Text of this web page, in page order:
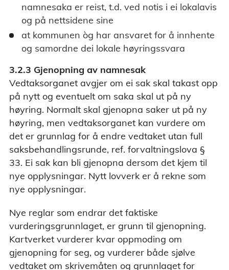
namnesaka er reist, t.d. ved notis i ei lokalavis
og på nettsidene sine
at kommunen òg har ansvaret for å innhente
og samordne dei lokale høyringssvara
3.2.3 Gjenopning av namnesak
Vedtaksorganet avgjer om ei sak skal takast opp
på nytt og eventuelt om saka skal ut på ny
høyring. Normalt skal gjenopna saker ut på ny
høyring, men vedtaksorganet kan vurdere om
det er grunnlag for å endre vedtaket utan full
saksbehandlingsrunde, ref. forvaltningslova §
33. Ei sak kan bli gjenopna dersom det kjem til
nye opplysningar. Nytt lovverk er å rekne som
nye opplysningar.
Nye reglar som endrar det faktiske
vurderingsgrunnlaget, er grunn til gjenopning.
Kartverket vurderer kvar oppmoding om
gjenopning for seg, og vurderer både sjølve
vedtaket om skrivemåten og grunnlaget for